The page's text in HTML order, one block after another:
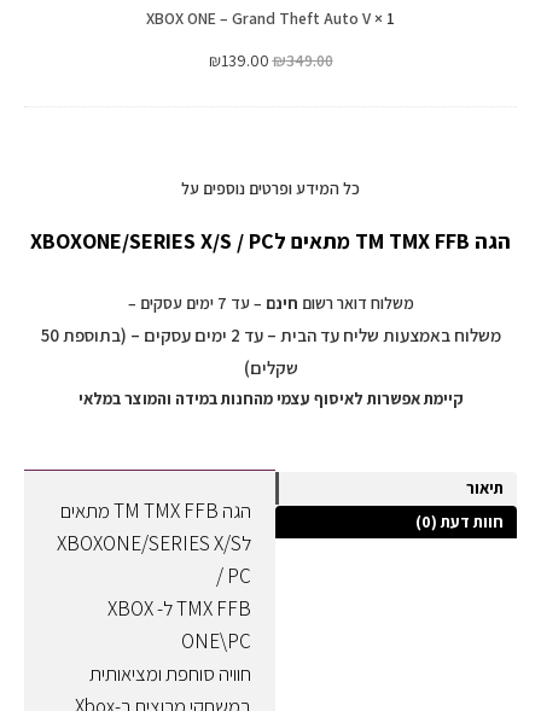
Auto
1
×
XBOX ONE – Grand Theft Auto V
₪349.00
₪139.00
כל המידע ופרטים נוספים על
הגה TM TMX FFB מתאים לXBOXONE/SERIES X/S / PC
משלוח דואר רשום חינם – עד 7 ימים עסקים –
משלוח באמצעות שליח עד הבית – עד 2 ימים עסקים – (בתוספת 50
שקלים)
קיימת אפשרות לאיסוף עצמי מהחנות במידה והמוצר במלאי
תיאור
חוות דעת (0)
הגה TM TMX FFB מתאים
לXBOXONE/SERIES X/S
/ PC
TMX FFB ל- XBOX
ONE\PC
חוויה סוחפת ומציאותית